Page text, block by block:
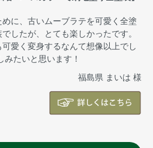
に、古いムーブラテを可愛く全塗
したが、とても楽しかったです。
愛く変身するなんて想像以上でし
たいと思います！
福島県 まいは 様